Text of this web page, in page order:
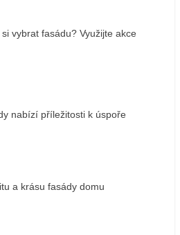
vybrat fasádu? Využijte akce
nabízí příležitosti k úspoře
a krásu fasády domu